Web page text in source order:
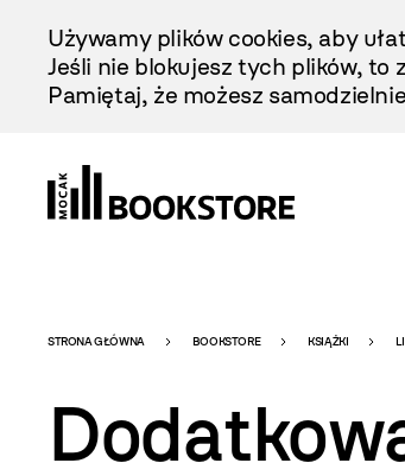
Treści
Używamy plików cookies, aby
Jeśli nie blokujesz tych plików, to
Pamiętaj, że możesz
STRONA GŁÓWNA BOOKSTORE KSIĄŻKI